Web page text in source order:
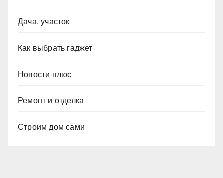
Дача, участок
Как выбрать гаджет
Новости плюс
Ремонт и отделка
Строим дом сами